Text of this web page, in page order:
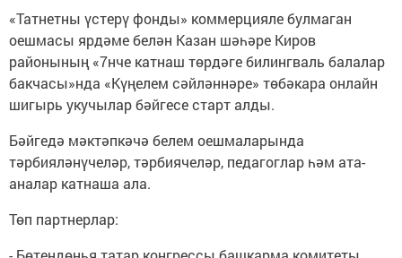
«Татнетны үстерү фонды» коммерцияле булмаган
оешмасы ярдәме белән Казан шәһәре Киров
районының «7нче катнаш төрдәге билингваль балалар
бакчасы»нда «Күңелем сәйләннәре» төбәкара онлайн
шигырь укучылар бәйгесе старт алды.
Бәйгедә мәктәпкәчә белем оешмаларында
тәрбияләнүчеләр, тәрбиячеләр, педагоглар һәм ата-
аналар катнаша ала.
Төп партнерлар: